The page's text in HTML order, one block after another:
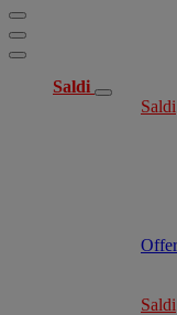
Saldi
Saldi
Saldi